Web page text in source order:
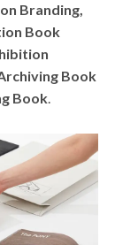
Branding,
Book
Book
Book.